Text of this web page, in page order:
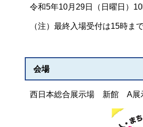
令和5年10月29日（日曜日）
（注）最終入場受付は15時ま
会場
西日本総合展示場 新館 A展